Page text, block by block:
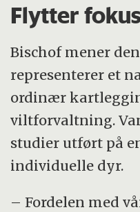
Flytter
Bischof mener
representerer et
ordinær
viltforvaltning.
studier utført på
individuelle dyr.
– Fordelen med